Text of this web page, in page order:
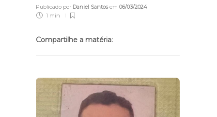
Publicado por Daniel Santosem 06/03/2024
1 min
Compartilhe a matéria: